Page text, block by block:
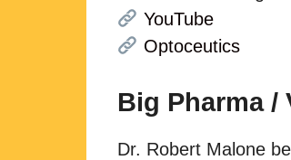
YouTube
Optoceutics
Big Pharma /
Dr. Robert Malone